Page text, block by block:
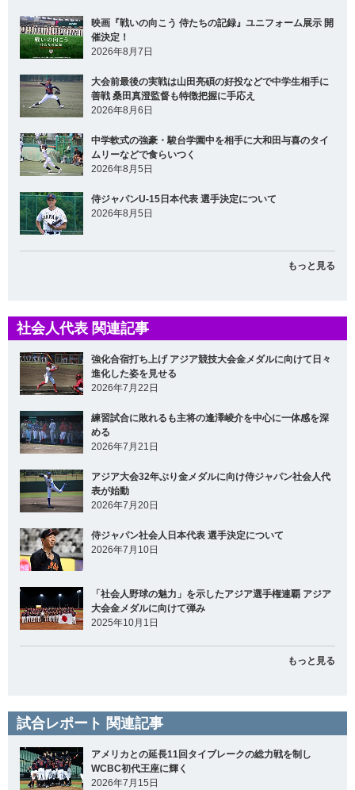
映画『戦いの向こう 侍たちの記録』ユニフォーム展示 開
催決定！
2026年8月7日
大会前最後の実戦は山田亮碩の好投などで中学生相手に
善戦 桑田真澄監督も特徴把握に手応え
2026年8月6日
中学軟式の強豪・駿台学園中を相手に大和田与喜のタイ
ムリーなどで食らいつく
2026年8月5日
侍ジャパンU-15日本代表 選手決定について
2026年8月5日
もっと見る
社会人代表 関連記事
強化合宿打ち上げ アジア競技大会金メダルに向けて日々
進化した姿を見せる
2026年7月22日
練習試合に敗れるも主将の逢澤崚介を中心に一体感を深
める
2026年7月21日
アジア大会32年ぶり金メダルに向け侍ジャパン社会人代
表が始動
2026年7月20日
侍ジャパン社会人日本代表 選手決定について
2026年7月10日
「社会人野球の魅力」を示したアジア選手権連覇 アジア
大会金メダルに向けて弾み
2025年10月1日
もっと見る
試合レポート 関連記事
アメリカとの延長11回タイブレークの総力戦を制し
WCBC初代王座に輝く
2026年7月15日